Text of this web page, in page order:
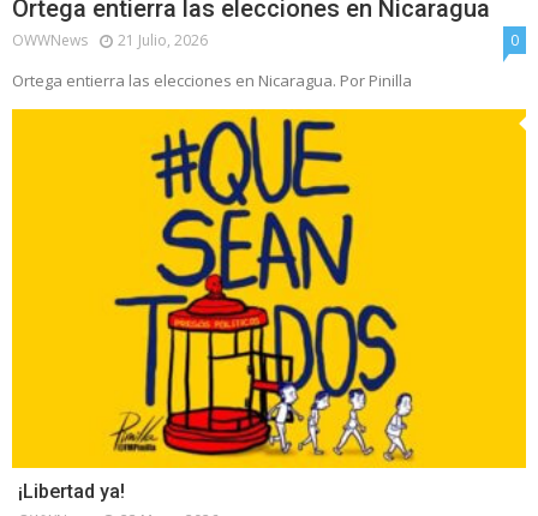
Ortega entierra las elecciones en Nicaragua
OWWNews 21 Julio, 2026 0
Ortega entierra las elecciones en Nicaragua. Por Pinilla
¡Libertad ya!